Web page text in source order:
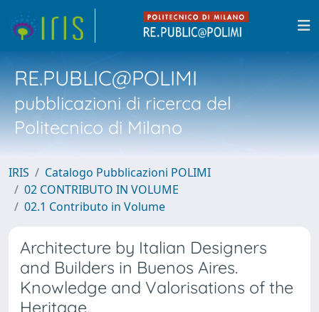
RE.PUBLIC@POLIMI
pubblicazioni di ricerca del
Politecnico di Milano
IRIS
Catalogo Pubblicazioni POLIMI
02 CONTRIBUTO IN VOLUME
02.1 Contributo in Volume
Architecture by Italian Designers
and Builders in Buenos Aires.
Knowledge and Valorisations of the
Heritage.